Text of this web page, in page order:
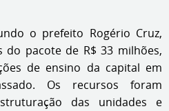
o prefeito Rogério Cruz,
do pacote de R$ 33 milhões,
de ensino da capital em
Os recursos foram
das unidades e